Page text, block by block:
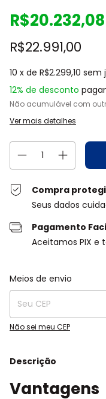
R$20.232,08
R$22.991,00
10 x de R$2.299,10 sem
12% de desconto
Não acumulável com
Ver mais detalhes
Compra
Seus dados
Pagamento
Aceitamos PIX e
Entregas para o CEP:
Meios de envio
Não sei meu CEP
Descrição
Vantagens